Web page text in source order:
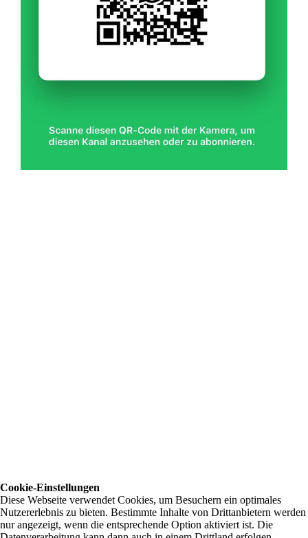
Cookie-Einstellungen
Diese Webseite verwendet Cookies, um Besuchern ein optimales
Nutzererlebnis zu bieten. Bestimmte Inhalte von Drittanbietern werden
nur angezeigt, wenn die entsprechende Option aktiviert ist. Die